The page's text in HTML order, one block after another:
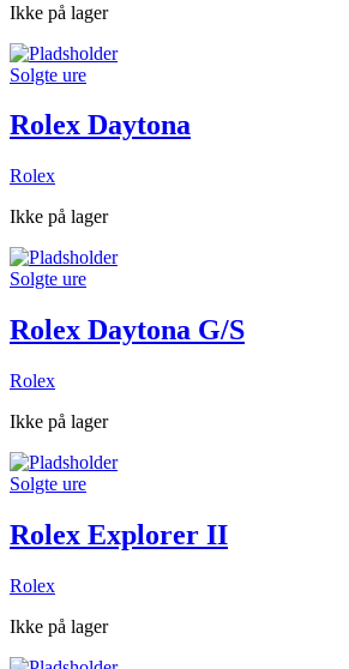
Ikke på lager
Solgte ure
Rolex Daytona
Rolex
Ikke på lager
Solgte ure
Rolex Daytona G/S
Rolex
Ikke på lager
Solgte ure
Rolex Explorer II
Rolex
Ikke på lager